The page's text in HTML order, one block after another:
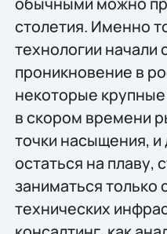
столетия. Именно
технологии
проникновение в
некоторые крупные
в скором времени
точки насыщения, и
остаться на плаву,
заниматься только
технических